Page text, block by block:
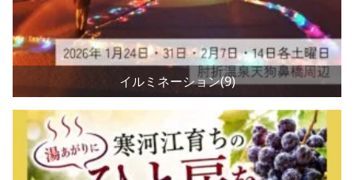
イルミネーション(9)